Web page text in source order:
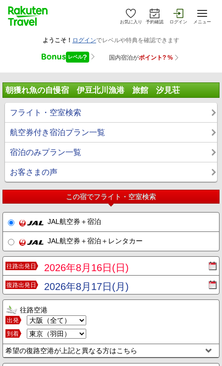
お気に入り 予約確認 ログイン メニュー
朝獲れ魚の自慢宿 伊豆北川漁港 旅館 汐見荘
フライト・空室検索
航空券付き宿泊プラン一覧
宿泊のみプラン一覧
お客さまの声
この宿でフライト・空室検索
JAL航空券＋宿泊
JAL航空券＋宿泊＋レンタカー
往路出発日 2026年8月16日(日)
復路出発日 2026年8月17日(月)
往路空港
出発
到着
希望の復路空港が上記と異なる方はこちら